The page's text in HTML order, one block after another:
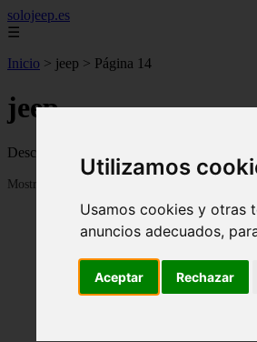
Utilizamos
Usamos cookies y otras
anuncios adecuados,
Aceptar Rechazar
solojeep.es
☰
Inicio > jeep > Página 14
jeep
Descubre todas las noticias de la categoría
Mostrando 313 - 336 de 3336 artículos